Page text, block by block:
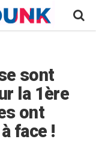
sont
la 1ère
ont
face !